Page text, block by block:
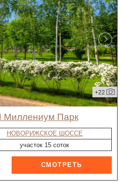
+22
Миллениум Парк
НОВОРИЖСКОЕ ШОССЕ
участок 15 соток